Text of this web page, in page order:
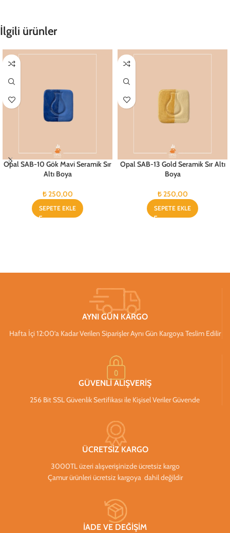
İlgili ürünler
Opal SAB-10 Gök Mavi Seramik Sır
Altı Boya
₺250,00
SEPETE EKLE
Opal SAB-13 Gold Seramik Sır Altı
Boya
₺250,00
SEPETE EKLE
AYNI GÜN KARGO
Hafta İçi 12:00’a Kadar Verilen Siparişler Aynı Gün Kargoya Teslim Edilir
GÜVENLİ ALIŞVERİŞ
256 Bit SSL Güvenlik Sertifikası ile Kişisel Veriler Güvende
ÜCRETSİZ KARGO
3000TL üzeri alışverişinizde ücretsiz kargo
Çamur ürünleri ücretsiz kargoya dahil değildir
İADE VE DEĞİŞİM